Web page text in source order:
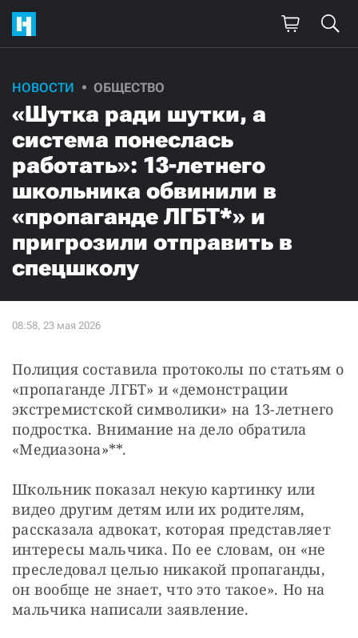
НОВОСТИ ОБЩЕСТВО
«Шутка ради шутки, а
система понеслась
работать»: 13-летнего
школьника обвинили в
«пропаганде ЛГБТ*» и
пригрозили отправить в
спецшколу
Полиция составила протоколы по статьям о
«пропаганде ЛГБТ» и «демонстрации
экстремистской символики» на 13-летнего
подростка. Внимание на дело обратила
«Медиазона»**.
Школьник показал некую картинку или
видео другим детям или их родителям,
рассказала адвокат, которая представляет
интересы мальчика. По ее словам, он «не
преследовал целью никакой пропаганды,
он вообще не знает, что это такое». Но на
мальчика написали заявление.